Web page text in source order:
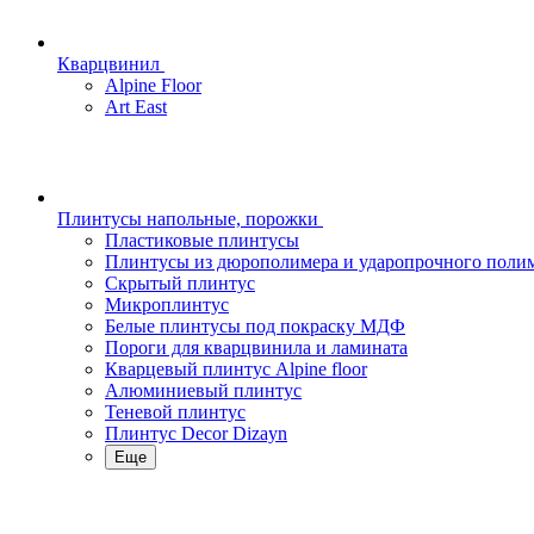
Кварцвинил
Alpine Floor
Art East
Плинтусы напольные, порожки
Пластиковые плинтусы
Плинтусы из дюрополимера и ударопрочного
Скрытый плинтус
Микроплинтус
Белые плинтусы под покраску МДФ
Пороги для кварцвинила и ламината
Кварцевый плинтус Alpine floor
Алюминиевый плинтус
Теневой плинтус
Плинтус Decor Dizayn
Еще